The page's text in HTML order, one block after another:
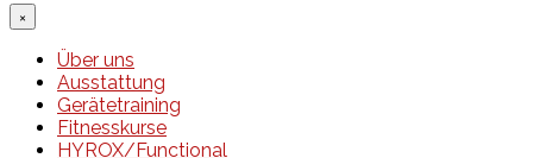
×
Über uns
Ausstattung
Gerätetraining
Fitnesskurse
HYROX/Functional